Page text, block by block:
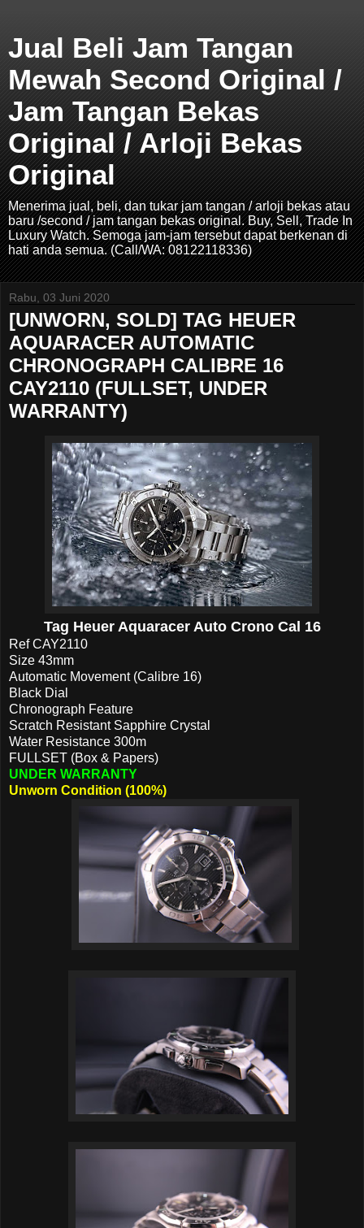
Jual Beli Jam Tangan
Mewah Second Original /
Jam Tangan Bekas
Original / Arloji Bekas
Original
Menerima jual, beli, dan tukar jam tangan / arloji bekas atau
baru /second / jam tangan bekas original. Buy, Sell, Trade In
Luxury Watch. Semoga jam-jam tersebut dapat berkenan di
hati anda semua. (Call/WA: 08122118336)
Rabu, 03 Juni 2020
[UNWORN, SOLD] TAG HEUER
AQUARACER AUTOMATIC
CHRONOGRAPH CALIBRE 16
CAY2110 (FULLSET, UNDER
WARRANTY)
Tag Heuer Aquaracer Auto Crono Cal 16
Ref CAY2110
Size 43mm
Automatic Movement (Calibre 16)
Black Dial
Chronograph Feature
Scratch Resistant Sapphire Crystal
Water Resistance 300m
FULLSET (Box & Papers)
UNDER WARRANTY
Unworn Condition (100%)